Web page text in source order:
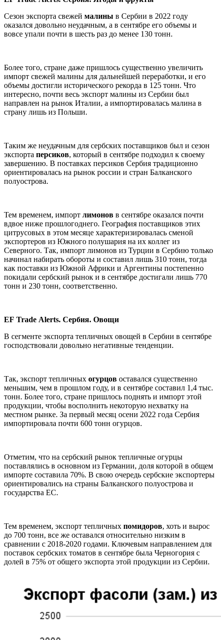
Сезон экспорта свежей малины в Сербии в 2022 году
оказался довольно неудачным, а в сентябре его объемы и
вовсе упали почти в шесть раз до менее 130 тонн.
Более того, стране даже пришлось существенно увеличить
импорт свежей малины для дальнейшей переработки, и его
объемы достигли исторического рекорда в 125 тонн. Что
интересно, почти весь экспорт малины из Сербии был
направлен на рынок Италии, а импортировалась малина в
страну лишь из Польши.
Таким же неудачным для сербских поставщиков был и сезон
экспорта персиков, который в сентябре подходил к своему
завершению. В поставках персиков Сербия традиционно
ориентировалась на рынок россии и стран Балканского
полуострова.
Тем временем, импорт лимонов в сентябре оказался почти
вдвое ниже прошлогоднего. География поставщиков этих
цитрусовых в этом месяце характеризировалась сменой
экспортеров из Южного полушария на их коллег из
Северного. Так, импорт лимонов из Турции в Сербию только
начинал набирать обороты и составил лишь 310 тонн, тогда
как поставки из Южной Африки и Аргентины постепенно
покидали сербский рынок и в сентябре достигали лишь 770
тонн и 230 тонн, соответственно.
EF Trade Alerts. Сербия. Овощи
В сегменте экспорта тепличных овощей в Сербии в сентябре
господствовали довольно негативные тенденции.
Так, экспорт тепличных огурцов оставался существенно
меньшим, чем в прошлом году, и в сентябре составил 1,4 тыс.
тонн. Более того, стране пришлось поднять и импорт этой
продукции, чтобы восполнить некоторую нехватку на
местном рынке. За первый месяц осени 2022 года Сербия
импортировала почти 600 тонн огурцов.
Отметим, что на сербский рынок тепличные огурцы
поставлялись в основном из Германии, доля которой в общем
импорте составила 70%. В свою очередь сербские экспортеры
ориентировались на страны Балканского полуострова и
государства ЕС.
Тем временем, экспорт тепличных помидоров, хоть и вырос
до 700 тонн, все же оставался относительно низким в
сравнении с 2018-2020 годами. Ключевым направлением для
поставок сербских томатов в сентябре была Черногория с
долей в 75% от общего экспорта этой продукции из Сербии.